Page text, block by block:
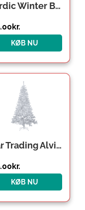
Nordic Winter Bling kunstigt juletræ, sort
kr.
KØB NU
Star Trading Alvik kunstigt juletræ med lys
kr.
KØB NU